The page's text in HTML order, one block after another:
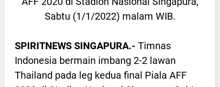
Sabtu (1/1/2022) malam WIB.
SPIRITNEWS SINGAPURA.- Timnas
Indonesia bermain imbang 2-2 lawan
Thailand pada leg kedua final Piala AFF